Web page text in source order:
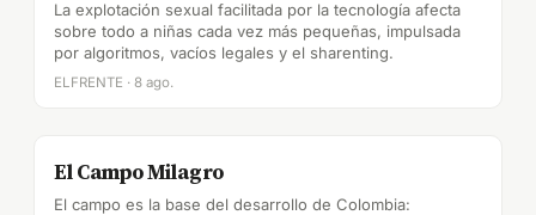
La explotación sexual facilitada por la tecnología afecta
sobre todo a niñas cada vez más pequeñas, impulsada
por algoritmos, vacíos legales y el sharenting.
ELFRENTE · 8 ago.
El Campo Milagro
El campo es la base del desarrollo de Colombia: